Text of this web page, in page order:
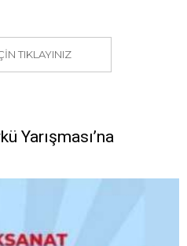
TIKLAYINIZ
Yarışması’na